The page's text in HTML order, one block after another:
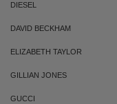
DIESEL
DAVID BECKHAM
ELIZABETH TAYLOR
GILLIAN JONES
GUCCI